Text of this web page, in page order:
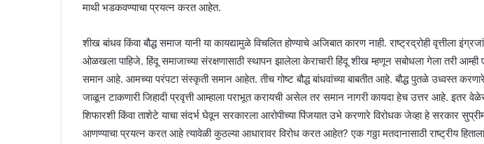
माथी भडकवण्याचा प्रयत्न करत आहेत.
शीख बांधव किंवा बौद्ध समाज यानी या कायद्यामुळे विचलित होण्याचे अजिबात कारण नाही. राष्ट्रद्रोही वृत्तीला
ओळखला पाहिजे. हिंदू समाजाच्या संरक्षणासाठी स्थापन झालेला केराचारी हिंदू शीख म्हणून सबोधला गेला तरी
समान आहे. आमच्या परंपटा संस्कृती समान आहेत. तीच गोष्ट बौद्ध बांधवांच्या बाबतीत आहे. बौद्ध पुतळे उध्वस्त
जाळून टाकणारी जिहादी प्रवृत्ती आम्हाला पराभूत करायची असेल तर समान नागरी कायदा हेच उत्तर आहे. इतर
शिफारशी किंवा ताशेटे याचा संदर्भ घेवून सरकारला आरोपीच्या पिंजयात उभे करणारे विरोधक जेव्हा हे सरकार
आणण्याचा प्रयत्न करत आहे त्यावेळी कुठल्या आधारावर विरोध करत आहेत? एक गठ्ठा मतदानासाठी राष्ट्रीय